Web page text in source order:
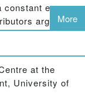
constant eye on
argue that
resources
creating less
they can be
to adult
the text.
More
at the
University of